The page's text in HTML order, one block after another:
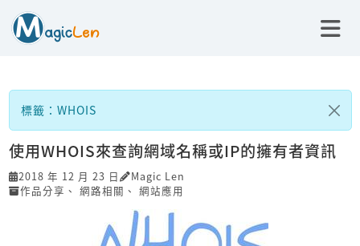
標籤：WHOIS
使用WHOIS來查詢網域名稱或IP的擁有者資訊
2018 年 12 月 23 日
Magic Len
作品分享 、 網路相關 、 網站應用